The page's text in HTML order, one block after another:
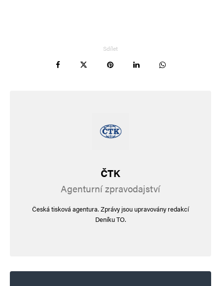
Sdílet
ČTK
Agenturní zpravodajství
Česká tisková agentura. Zprávy jsou upravovány redakcí
Deníku TO.